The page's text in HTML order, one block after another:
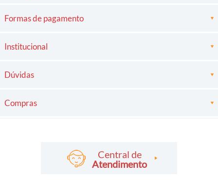
Formas de pagamento
Institucional
Dúvidas
Compras
Central de
Atendimento